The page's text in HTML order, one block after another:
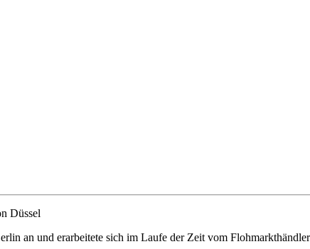
Düssel
an und erarbeitete sich im Laufe der Zeit vom